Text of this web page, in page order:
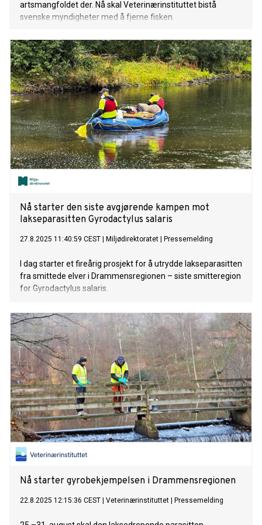
artsmangfoldet der. Nå skal Veterinærinstituttet bistå
svenske myndigheter med å fjerne fisken.
Nå starter den siste avgjørende kampen mot
lakseparasitten Gyrodactylus salaris
27.8.2025 11:40:59 CEST Miljødirektoratet Pressemelding
I dag starter et fireårig prosjekt for å utrydde lakseparasitten
fra smittede elver i Drammensregionen – siste smitteregion
for Gyrodactylus salaris.
Nå starter gyrobekjempelsen i Drammensregionen
22.8.2025 12:15:36 CEST Veterinærinstituttet Pressemelding